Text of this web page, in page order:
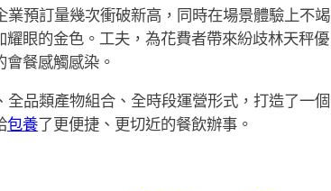
預訂量幾次衝破新高，同時在場景體驗上不竭
眼的金色。工夫，為花費者帶來紛歧林天秤優
餐感觸感染。
品類產物組合、全時段運營形式，打造了一個
包養了更便捷、更切近的餐飲辦事。